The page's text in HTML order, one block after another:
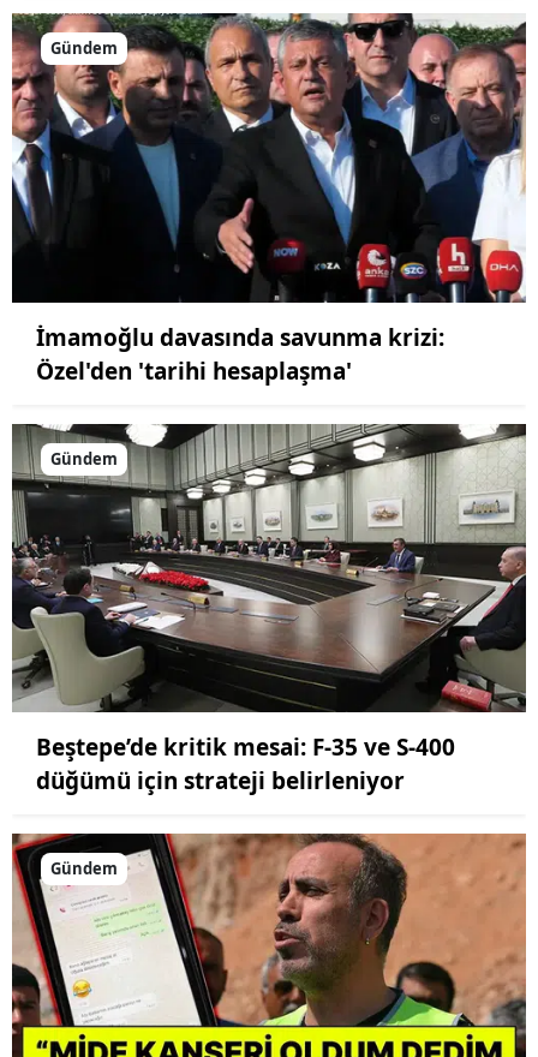
Gündem
İmamoğlu davasında savunma krizi:
Özel'den 'tarihi hesaplaşma'
Gündem
Beştepe’de kritik mesai: F-35 ve S-400
düğümü için strateji belirleniyor
Gündem